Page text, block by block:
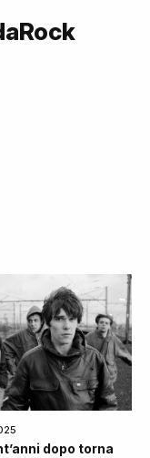
dopo torna